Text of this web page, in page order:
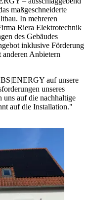
maßgeschneiderte
In mehreren
Riera Elektrotechnik
des Gebäudes
inklusive Förderung
Anbietern
auf unsere
unseres
uns auf die nachhaltige
auf die Installation."